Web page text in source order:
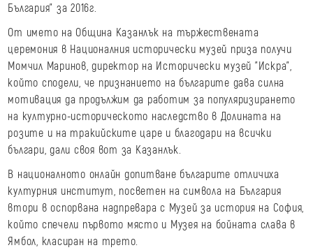
България" за 2016г.
От името на Община Казанлък на тържествената
церемония в Националния исторически музей приза получи
Момчил Маринов, директор на Исторически музей "Искра",
който сподели, че признанието на българите дава силна
мотивация да продължим да работим за популяризирането
на културно-историческото наследство в Долината на
розите и на тракийските царе и благодари на всички
българи, дали своя вот за Казанлък.
В националното онлайн допитване българите отличиха
културния институт, посветен на символа на България
втори в оспорвана надпревара с Музей за история на София,
който спечели първото място и Музея на бойната слава в
Ямбол, класиран на трето.